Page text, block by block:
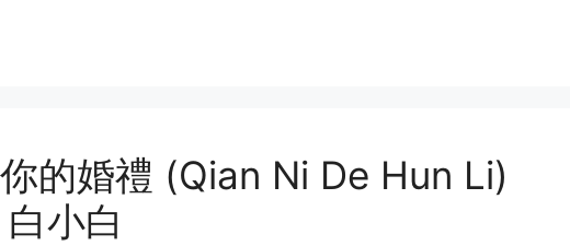
的婚禮 (Qian Ni De Hun Li)
小白